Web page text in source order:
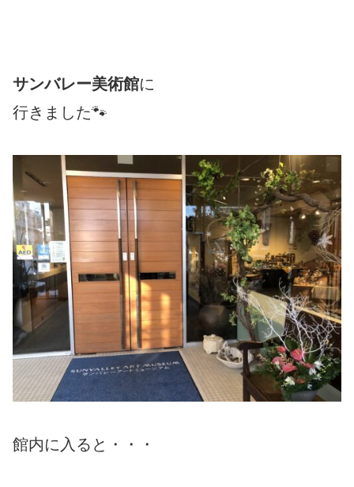
サンバレー美術館に
行きました🐾
館内に入ると・・・